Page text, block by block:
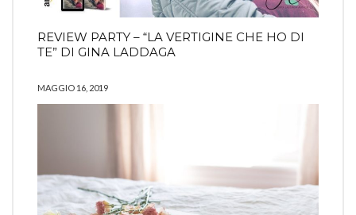
REVIEW PARTY – “LA VERTIGINE CHE HO DI
TE” DI GINA LADDAGA
MAGGIO 16, 2019